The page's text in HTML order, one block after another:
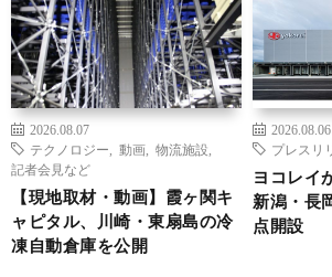
2026.08.07
テクノロジー
動画 物流施設
記者会見など
【現地取材・動画】霞ヶ関キ
ャピタル、川崎・東扇島の冷
凍自動倉庫を公開
2026.08.06
プレスリ
ヨコレイ
新潟・長
点開設